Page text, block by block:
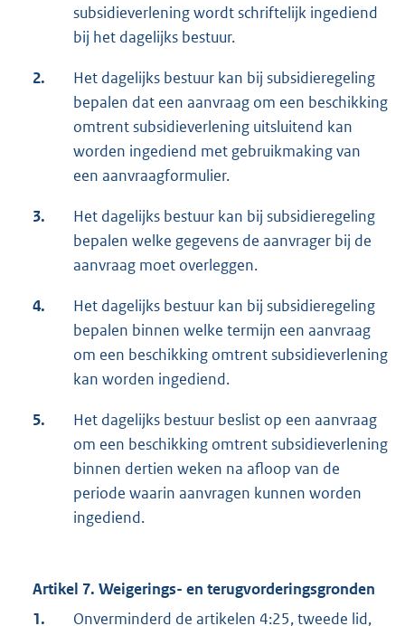
subsidieverlening wordt schriftelijk ingediend
bij het dagelijks bestuur.
2.
Het dagelijks bestuur kan bij subsidieregeling
bepalen dat een aanvraag om een beschikking
omtrent subsidieverlening uitsluitend kan
worden ingediend met gebruikmaking van
een aanvraagformulier.
3.
Het dagelijks bestuur kan bij subsidieregeling
bepalen welke gegevens de aanvrager bij de
aanvraag moet overleggen.
4.
Het dagelijks bestuur kan bij subsidieregeling
bepalen binnen welke termijn een aanvraag
om een beschikking omtrent subsidieverlening
kan worden ingediend.
5.
Het dagelijks bestuur beslist op een aanvraag
om een beschikking omtrent subsidieverlening
binnen dertien weken na afloop van de
periode waarin aanvragen kunnen worden
ingediend.
Artikel 7. Weigerings- en terugvorderingsgronden
1.
Onverminderd de artikelen 4:25, tweede lid,